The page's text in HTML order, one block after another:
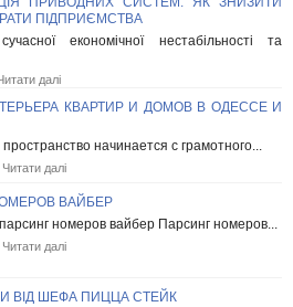
ПІДПРИЄМСТВА
економічної нестабільності та
далі
КВАРТИР И ДОМОВ В ОДЕССЕ И
начинается с грамотного...
Читати далі
ВАЙБЕР
номеров вайбер Парсинг номеров...
Читати далі
ВІД ШЕФА ПИЦЦА СТЕЙК